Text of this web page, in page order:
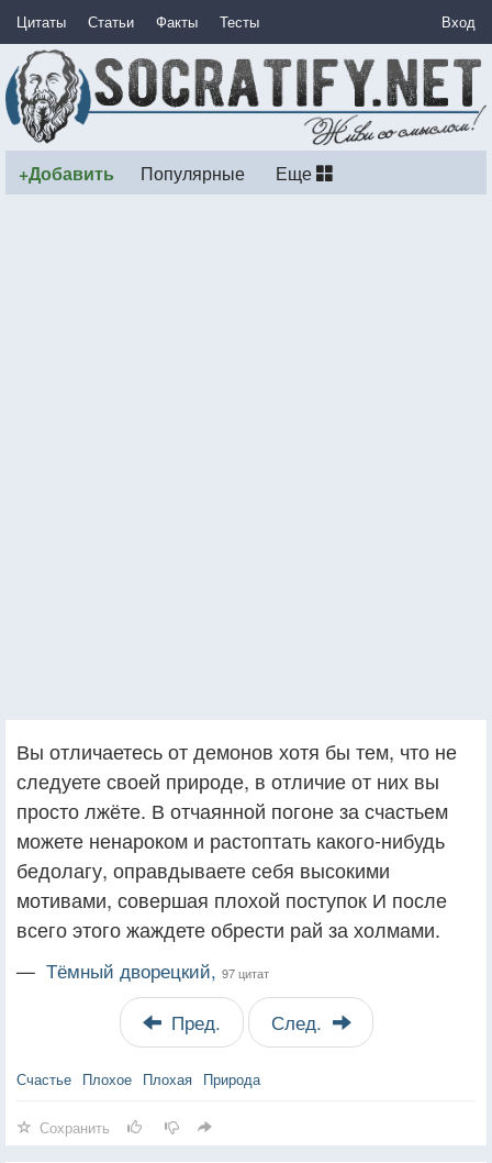
Цитаты Статьи Факты Тесты Вход
+Добавить Популярные Еще
Вы отличаетесь от демонов хотя бы тем, что не
следуете своей природе, в отличие от них вы
просто лжёте. В отчаянной погоне за счастьем
можете ненароком и растоптать какого-нибудь
бедолагу, оправдываете себя высокими
мотивами, совершая плохой поступок И после
всего этого жаждете обрести рай за холмами.
— Тёмный дворецкий, 97 цитат
Пред. След.
Счастье Плохое Плохая Природа
Сохранить